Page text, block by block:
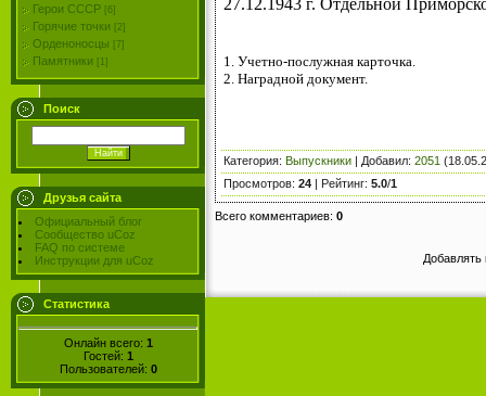
Герои СССР [6]
Горячие точки [2]
Орденоносцы [7]
Памятники [1]
Поиск
Друзья сайта
Официальный блог
Сообщество uCoz
FAQ по системе
Инструкции для uCoz
Статистика
Онлайн всего: 1
Гостей: 1
Пользователей: 0
1. Учетно-послужная карточка.
2. Наградной документ.
Категория: Выпускники | Добавил: 2051
Просмотров: 24 | Рейтинг: 5.0/1
Всего комментариев: 0
Добавлять